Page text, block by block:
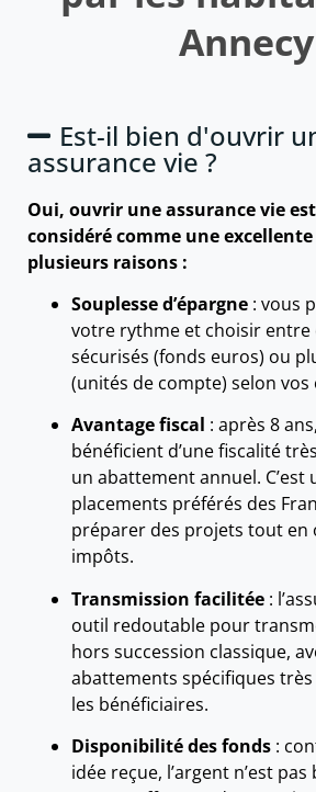
Annecy
Est-il bien d'ouvrir
assurance vie ?
Oui, ouvrir une assurance vie
considéré comme une
plusieurs raisons :
Souplesse d’épargne : vous
votre rythme et choisir entre
sécurisés (fonds euros) ou
(unités de compte) selon vos
Avantage fiscal : après 8
bénéficient d’une fiscalité
un abattement annuel. C’est
placements préférés des
préparer des projets tout en
impôts.
Transmission facilitée :
outil redoutable pour
hors succession classique,
abattements spécifiques
les bénéficiaires.
Disponibilité des fonds :
idée reçue, l’argent n’est pas